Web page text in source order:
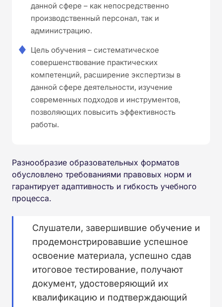
данной сфере – как непосредственно
производственный персонал, так и
администрацию.
Цель обучения – систематическое
совершенствование практических
компетенций, расширение экспертизы в
данной сфере деятельности, изучение
современных подходов и инструментов,
позволяющих повысить эффективность
работы.
Разнообразие образовательных форматов
обусловлено требованиями правовых норм и
гарантирует адаптивность и гибкость учебного
процесса.
Слушатели, завершившие обучение и
продемонстрировавшие успешное
освоение материала, успешно сдав
итоговое тестирование, получают
документ, удостоверяющий их
квалификацию и подтверждающий